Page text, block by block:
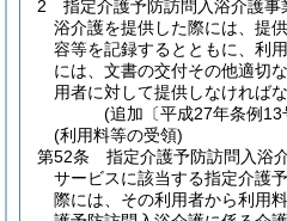
2
指定介護予防訪問入浴介護
浴介護を提供した際には、提
容等を記録するとともに、利
には、文書の交付その他適切
用者に対して提供しなければな
(追加〔平成27年条例13
(利用料等の受領)
第52条
指定介護予防訪問入浴
サービスに該当する指定介護
際には、その利用者から利用